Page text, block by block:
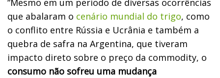
“Mesmo em um período de diversas ocorrências
que abalaram o cenário mundial do trigo, como
o conflito entre Rússia e Ucrânia e também a
quebra de safra na Argentina, que tiveram
impacto direto sobre o preço da commodity, o
consumo não sofreu uma mudança